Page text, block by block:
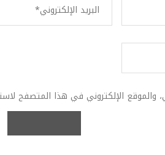
والموقع الإلكتروني في هذا المتصفح